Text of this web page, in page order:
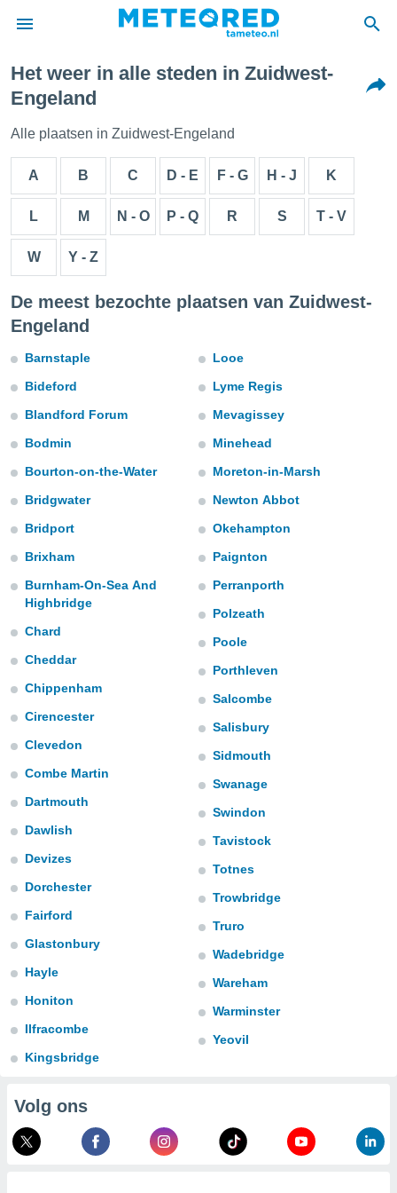
door
om te
verstrekte
hoge
hebt de
stelt ons
te
blijven
en
krijgt u
van
ons dan
partners,
te
profiel
om u op
in
en kunt
onder
geval
GA
INSTELLINGEN
Het weer in alle steden in Zuidwest-
Engeland
Alle plaatsen in Zuidwest-Engeland
A B C D - E F - G H - J K
L M N - O P - Q R S T - V
W Y - Z
De meest bezochte plaatsen van Zuidwest-
Engeland
Barnstaple
Bideford
Blandford Forum
Bodmin
Bourton-on-the-Water
Bridgwater
Bridport
Brixham
Burnham-On-Sea And
Highbridge
Chard
Cheddar
Chippenham
Cirencester
Clevedon
Combe Martin
Dartmouth
Dawlish
Devizes
Dorchester
Fairford
Glastonbury
Hayle
Honiton
Ilfracombe
Kingsbridge
Looe
Lyme Regis
Mevagissey
Minehead
Moreton-in-Marsh
Newton Abbot
Okehampton
Paignton
Perranporth
Polzeath
Poole
Porthleven
Salcombe
Salisbury
Sidmouth
Swanage
Swindon
Tavistock
Totnes
Trowbridge
Truro
Wadebridge
Wareham
Warminster
Yeovil
Volg ons